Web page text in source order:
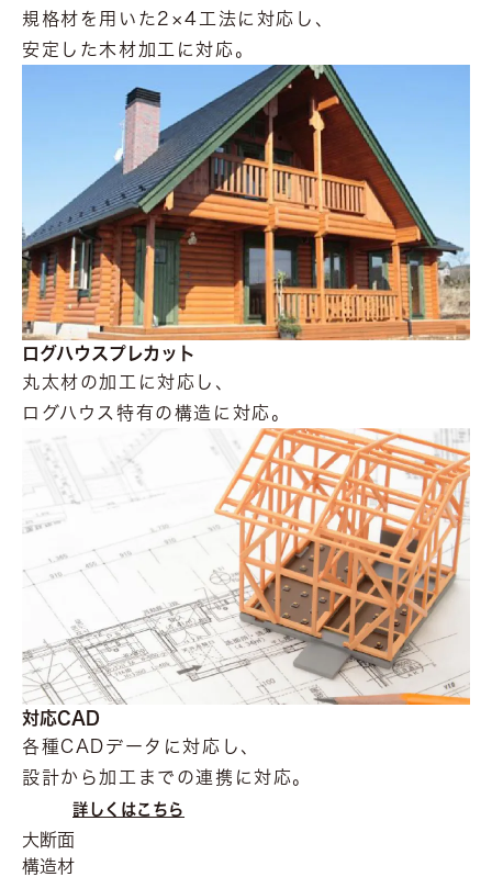
規格材を用いた2×4工法に対応し、
安定した木材加工に対応。
ログハウスプレカット
丸太材の加工に対応し、
ログハウス特有の構造に対応。
対応CAD
各種CADデータに対応し、
設計から加工までの連携に対応。
詳しくはこちら
大断面
構造材